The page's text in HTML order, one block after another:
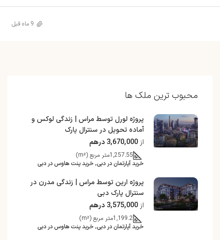
9 ماه قبل
محبوب ترین ملک ها
پروژه لورل توسط مراس | زندگی لوکس و
آماده تحویل در سنترال پارک
از 3,670,000 درهم
1,257.55متر مربع (m²)
خرید آپارتمان در دبی, خرید پنت هاوس در دبی
پروژه ارین توسط مراس | زندگی مدرن در
سنترال پارک دبی
از 3,575,000 درهم
1,199.2متر مربع (m²)
خرید آپارتمان در دبی, خرید پنت هاوس در دبی